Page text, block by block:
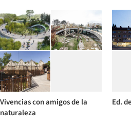
Vivencias con amigos de la
naturaleza
Ed.